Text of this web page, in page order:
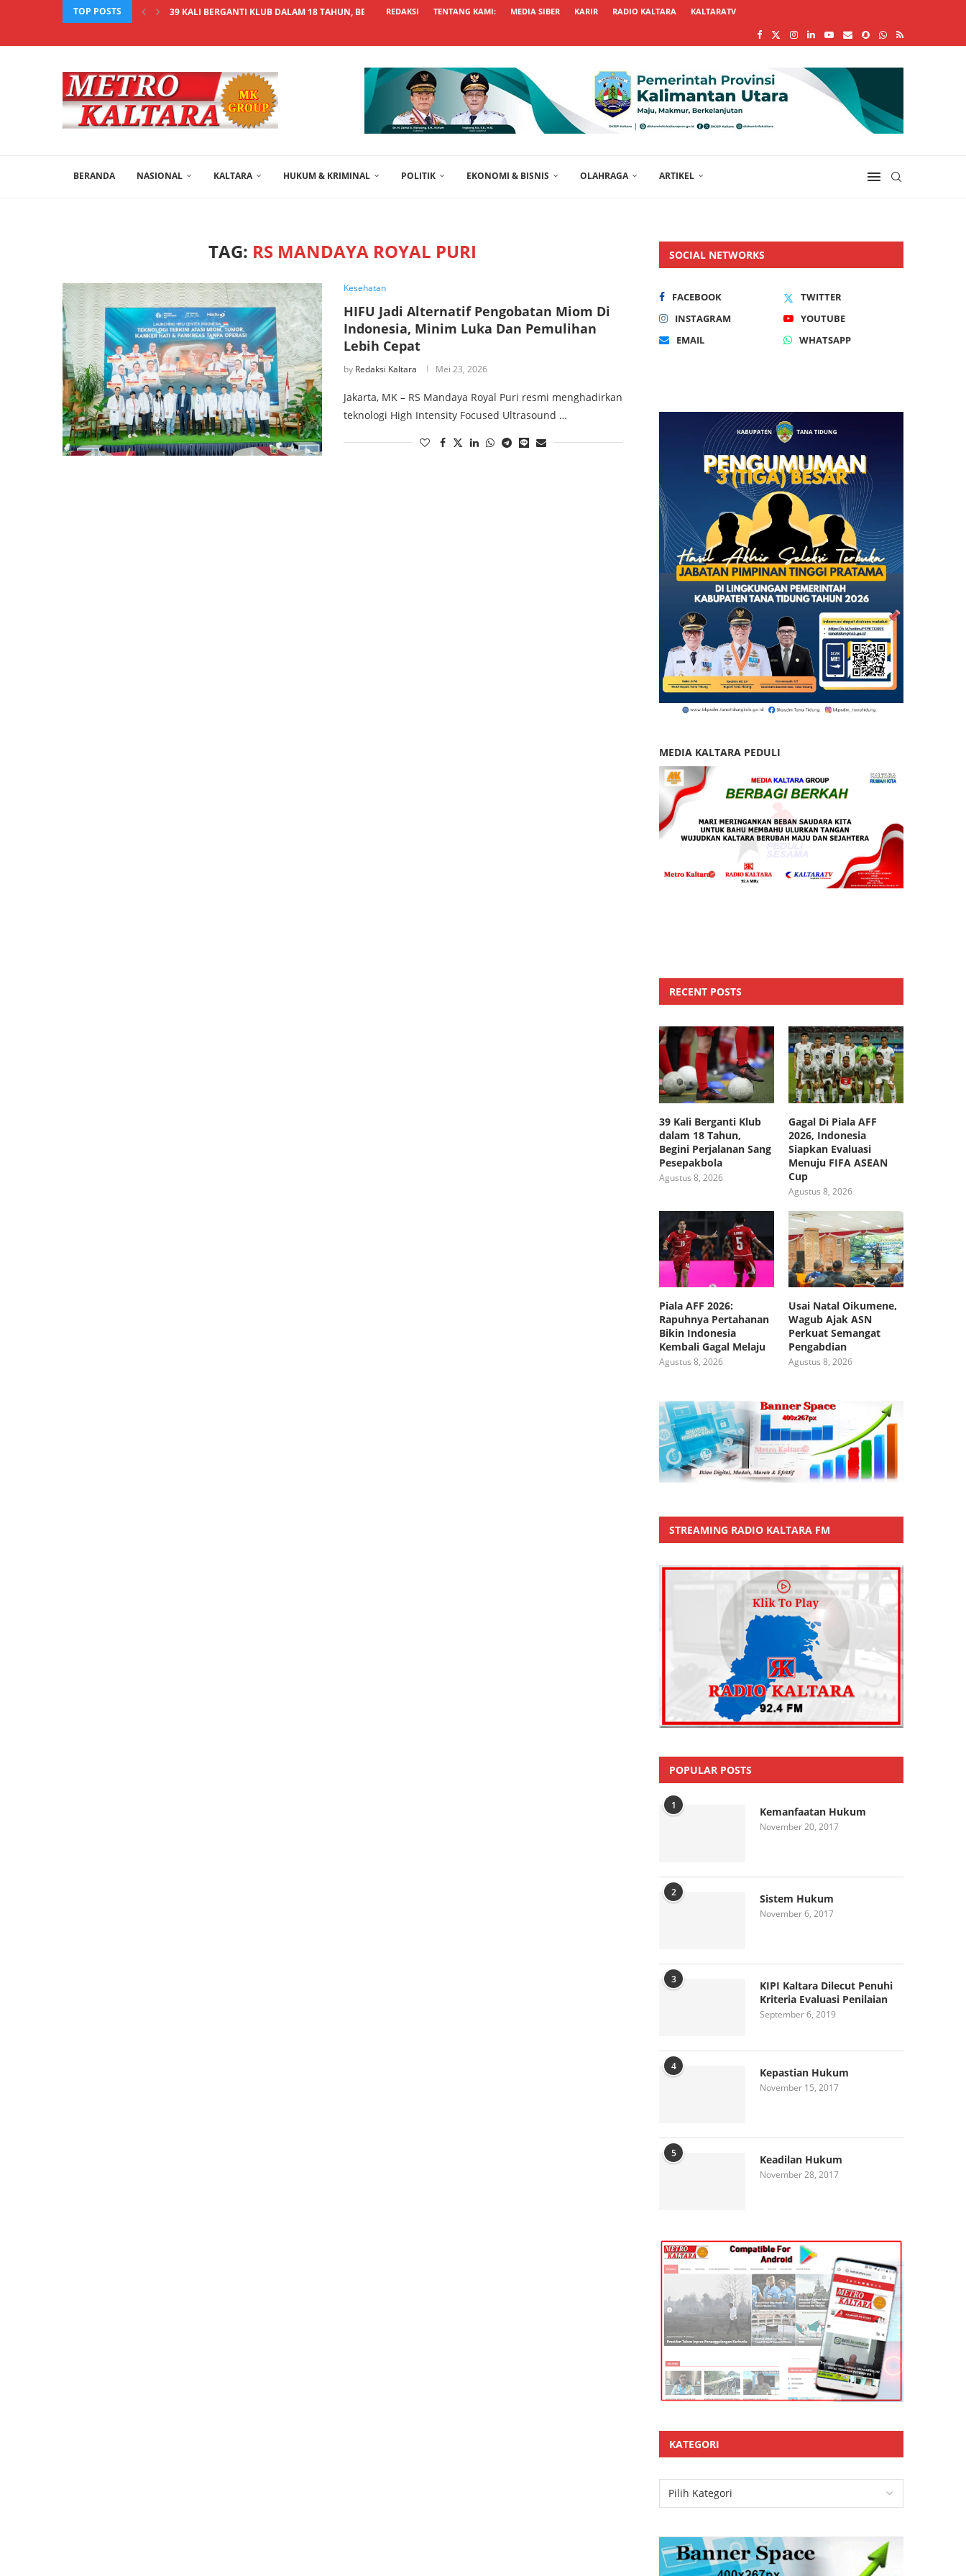
TOP POSTS 39 KALI BERGANTI KLUB DALAM 18 TAHUN, BEGINI...REDAKSI TENTANG KAMI: MEDIA SIBER KARIR RADIO KALTARA KALTARATV
BERANDA NASIONAL KALTARA HUKUM & KRIMINAL POLITIK EKONOMI & BISNIS OLAHRAGA ARTIKEL
TAG: RS MANDAYA ROYAL PURI
Kesehatan
HIFU Jadi Alternatif Pengobatan Miom Di
Indonesia, Minim Luka Dan Pemulihan
Lebih Cepat
by Redaksi Kaltara Mei 23, 2026
Jakarta, MK – RS Mandaya Royal Puri resmi menghadirkan
teknologi High Intensity Focused Ultrasound …
SOCIAL NETWORKS
FACEBOOK
TWITTER
INSTAGRAM
YOUTUBE
EMAIL
WHATSAPP
MEDIA KALTARA PEDULI
RECENT POSTS
39 Kali Berganti Klub
dalam 18 Tahun,
Begini Perjalanan Sang
Pesepakbola
Agustus 8, 2026
Gagal Di Piala AFF
2026, Indonesia
Siapkan Evaluasi
Menuju FIFA ASEAN
Cup
Agustus 8, 2026
Piala AFF 2026:
Rapuhnya Pertahanan
Bikin Indonesia
Kembali Gagal Melaju
Agustus 8, 2026
Usai Natal Oikumene,
Wagub Ajak ASN
Perkuat Semangat
Pengabdian
Agustus 8, 2026
STREAMING RADIO KALTARA FM
POPULAR POSTS
1 Kemanfaatan Hukum
November 20, 2017
2 Sistem Hukum
November 6, 2017
3
KIPI Kaltara Dilecut Penuhi
Kriteria Evaluasi Penilaian
September 6, 2019
4 Kepastian Hukum
November 15, 2017
5 Keadilan Hukum
November 28, 2017
KATEGORI